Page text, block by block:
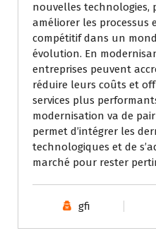
nouvelles technologies,
améliorer les processus
compétitif dans un
évolution. En
entreprises peuvent
réduire leurs coûts et
services plus
modernisation va de
permet d’intégrer les
technologiques et de
marché pour rester
gfi